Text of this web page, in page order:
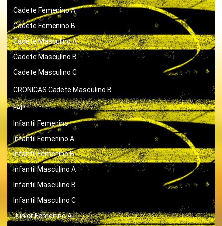
Cadete Femenino A
Cadete Femenino B
Cadete Masculino A
Cadete Masculino B
Cadete Masculino C
CRONICAS Cadete Masculino B
FAP
Infantil Femenino
Infantil Femenino A
Infantil Femenino B
Infantil Masculino A
Infantil Masculino B
Infantil Masculino C
Junior Femenino A